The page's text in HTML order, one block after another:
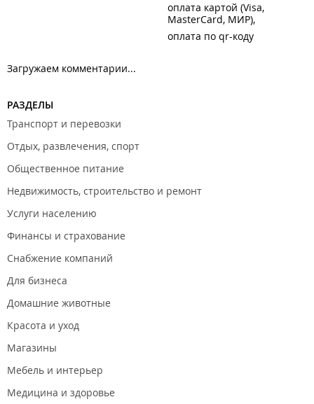
оплата картой (Visa,
MasterCard, МИР)
оплата по qr-коду
Загружаем комментарии...
РАЗДЕЛЫ
Транспорт и перевозки
Отдых, развлечения, спорт
Общественное питание
Недвижимость, строительство и ремонт
Услуги населению
Финансы и страхование
Снабжение компаний
Для бизнеса
Домашние животные
Красота и уход
Магазины
Мебель и интерьер
Медицина и здоровье